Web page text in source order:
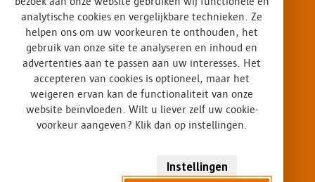
Op interesse gebaseerde advertenties
Algemene voorwaarden
Certificaten
Design
Logo NNRD
analytische cookies en vergelijkbare technieken. Ze
helpen ons om uw voorkeuren te onthouden, het
gebruik van onze site te analyseren en inhoud en
advertenties aan te passen aan uw interesses. Het
accepteren van cookies is optioneel, maar het
weigeren ervan kan de functionaliteit van onze
website beïnvloeden. Wilt u liever zelf uw cookie-
voorkeur aangeven? Klik dan op instellingen.
Instellingen